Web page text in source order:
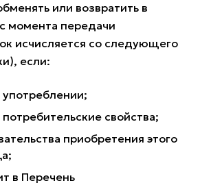
или возвратить в
момента передачи
исчисляется со следующего
если:
свойства;
приобретения этого
в Перечень